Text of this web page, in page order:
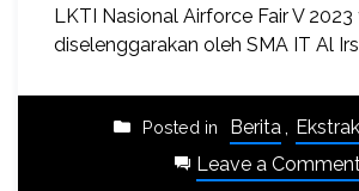
LKTI Nasional Airforce Fair V 2023
diselenggarakan oleh SMA IT Al
Posted in Berita
Leave a